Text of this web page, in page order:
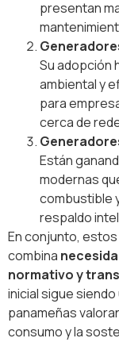
presentan
Su adopción
ambiental y
para
cerca de
Están
modernas
combustible
respaldo
En conjunto,
combina
normativo y
inicial sigue
panameñas
consumo y la